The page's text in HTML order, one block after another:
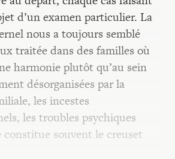
d’un examen particulier. La
nous a toujours semblé
traitée dans des familles où
harmonie plutôt qu’au sein
désorganisées par la
les incestes
les troubles psychiques
constitue souvent le creuset